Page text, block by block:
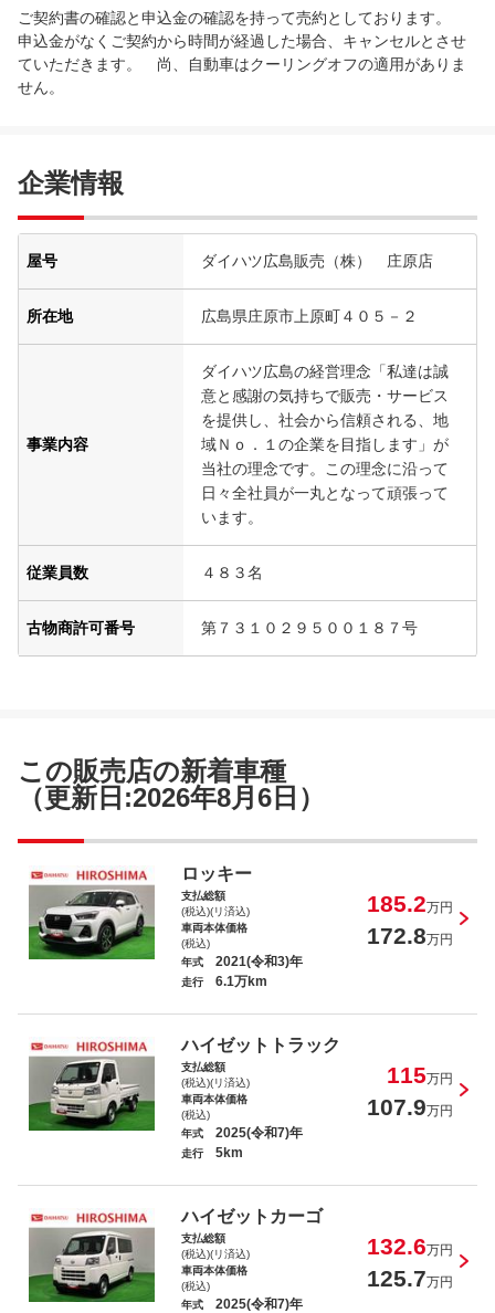
ご契約書の確認と申込金の確認を持って売約としております。
申込金がなくご契約から時間が経過した場合、キャンセルとさせ
ていただきます。 尚、自動車はクーリングオフの適用がありま
せん。
企業情報
屋号 ダイハツ広島販売（株） 庄原店
所在地 広島県庄原市上原町４０５－２
事業内容
ダイハツ広島の経営理念「私達は誠
意と感謝の気持ちで販売・サービス
を提供し、社会から信頼される、地
域Ｎｏ．１の企業を目指します」が
当社の理念です。この理念に沿って
日々全社員が一丸となって頑張って
います。
従業員数 ４８３名
古物商許可番号 第７３１０２９５００１８７号
この販売店の新着車種
（更新日:2026年8月6日）
ロッキー
支払総額
(税込)(リ済込)
185.2万円
車両本体価格
(税込)
172.8万円
年式 2021(令和3)年
走行 6.1万km
ハイゼットトラック
支払総額
(税込)(リ済込)
115万円
車両本体価格
(税込)
107.9万円
年式 2025(令和7)年
走行 5km
ハイゼットカーゴ
支払総額
(税込)(リ済込)
132.6万円
車両本体価格
(税込)
125.7万円
年式 2025(令和7)年